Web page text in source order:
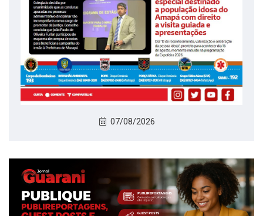
07/08/2026